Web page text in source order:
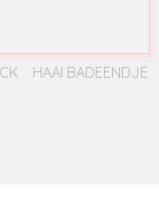
HAAI BADEENDJE